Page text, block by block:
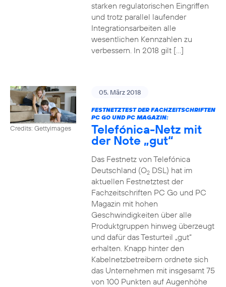
starken regulatorischen Eingriffen
und trotz parallel laufender
Integrationsarbeiten alle
wesentlichen Kennzahlen zu
verbessern. In 2018 gilt […]
Credits: Gettyimages
05. März 2018
FESTNETZTEST DER FACHZEITSCHRIFTEN
PC GO UND PC MAGAZIN:
Telefónica-Netz mit
der Note „gut“
Das Festnetz von Telefónica
Deutschland (O2DSL) hat im
aktuellen Festnetztest der
Fachzeitschriften PC Go und PC
Magazin mit hohen
Geschwindigkeiten über alle
Produktgruppen hinweg überzeugt
und dafür das Testurteil „gut“
erhalten. Knapp hinter den
Kabelnetzbetreibern ordnete sich
das Unternehmen mit insgesamt 75
von 100 Punkten auf Augenhöhe